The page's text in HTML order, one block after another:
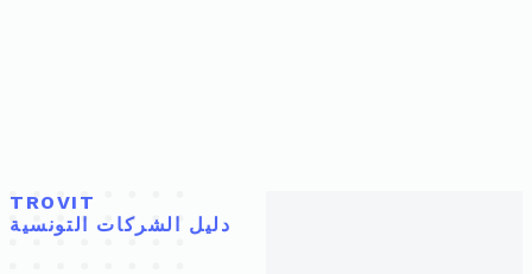
TROVIT
دليل الشركات التونسية